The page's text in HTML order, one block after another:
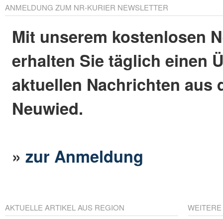
ANMELDUNG ZUM NR-KURIER NEWSLETTER
Mit unserem kostenlosen
erhalten Sie täglich einen
aktuellen Nachrichten aus
Neuwied.
»zur Anmeldung
AKTUELLE ARTIKEL AUS REGION